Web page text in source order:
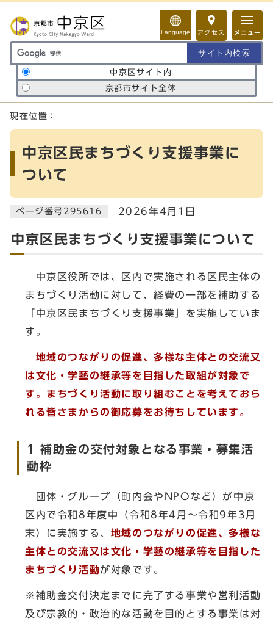
Language アクセス メニュー
サイト内検索の範囲
中京区サイト内
京都市サイト全体
ここから本文です
現在位置：
中京区民まちづくり支援事業に
ついて
ページ番号295616 2026年4月1日
中京区民まちづくり支援事業について
中京区役所では、区内で実施される区民主体の
まちづくり活動に対して、経費の一部を補助する
「中京区民まちづくり支援事業」を実施していま
す。
地域のつながりの促進、多様な主体との交流又
は文化・学藝の継承等を目指した取組が対象で
す。まちづくり活動に取り組むことを考えておら
れる皆さまからの御応募をお待ちしています。
1 補助金の交付対象となる事業・募集活
動枠
団体・グループ（町内会やNPOなど）が中京
区内で令和8年度中（令和8年4月～令和9年3月
末）に実施する、 地域のつながりの促進、多様な
主体との交流又は文化・学藝の継承等を目指した
まちづくり活動が対象です。
※補助金交付決定までに完了する事業や営利活動
及び宗教的・政治的な活動を目的とする事業は対